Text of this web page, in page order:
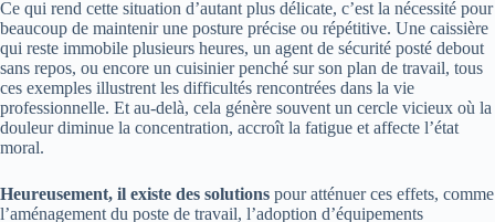
Ce qui rend cette situation d’autant plus délicate, c’est la nécessité pour
beaucoup de maintenir une posture précise ou répétitive. Une caissière
qui reste immobile plusieurs heures, un agent de sécurité posté debout
sans repos, ou encore un cuisinier penché sur son plan de travail, tous
ces exemples illustrent les difficultés rencontrées dans la vie
professionnelle. Et au-delà, cela génère souvent un cercle vicieux où la
douleur diminue la concentration, accroît la fatigue et affecte l’état
moral.
Heureusement, il existe des solutions pour atténuer ces effets, comme
l’aménagement du poste de travail, l’adoption d’équipements